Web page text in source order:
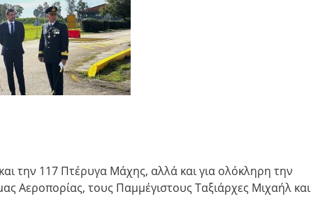
την 117 Πτέρυγα Μάχης, αλλά και για ολόκληρη την
Αεροπορίας, τους Παμμέγιστους Ταξιάρχες Μιχαήλ και